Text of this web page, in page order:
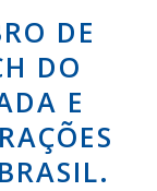
DE
DO
E